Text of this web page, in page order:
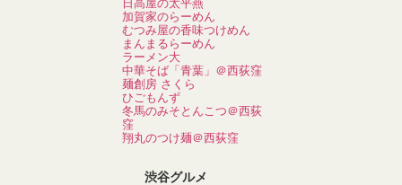
日高屋の太平燕
加賀家のらーめん
むつみ屋の香味つけめん
まんまるらーめん
ラーメン大
中華そば「青葉」＠西荻窪
麺創房 さくら
ひごもんず
冬馬のみそとんこつ＠西荻
窪
翔丸のつけ麺＠西荻窪
渋谷グルメ